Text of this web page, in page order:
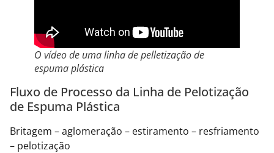
O vídeo de uma linha de pelletização de
espuma plástica
Fluxo de Processo da Linha de Pelotização
de Espuma Plástica
Britagem – aglomeração – estiramento – resfriamento
– pelotização